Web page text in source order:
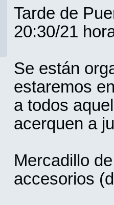
Tarde de
20:30/21
Se están
estaremos
a todos
acerquen a
Mercadillo
accesorios